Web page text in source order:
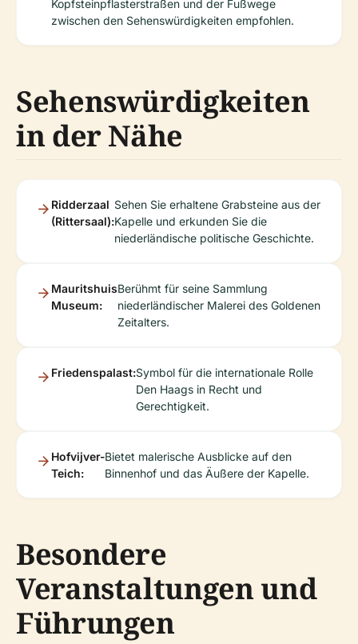
Kopfsteinpflasterstraßen und der Fußwege
zwischen den Sehenswürdigkeiten empfohlen.
Sehenswürdigkeiten
in der Nähe
Ridderzaal
(Rittersaal):
Sehen Sie erhaltene Grabsteine aus der
Kapelle und erkunden Sie die
niederländische politische Geschichte.
Mauritshuis
Museum:
Berühmt für seine Sammlung
niederländischer Malerei des Goldenen
Zeitalters.
Friedenspalast:Symbol für die internationale Rolle
Den Haags in Recht und
Gerechtigkeit.
Hofvijver-
Teich:
Bietet malerische Ausblicke auf den
Binnenhof und das Äußere der Kapelle.
Besondere
Veranstaltungen und
Führungen